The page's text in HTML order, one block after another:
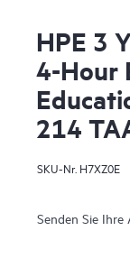
HPE 3
4-Hour
214
SKU-Nr. H7XZ0E
Senden Sie